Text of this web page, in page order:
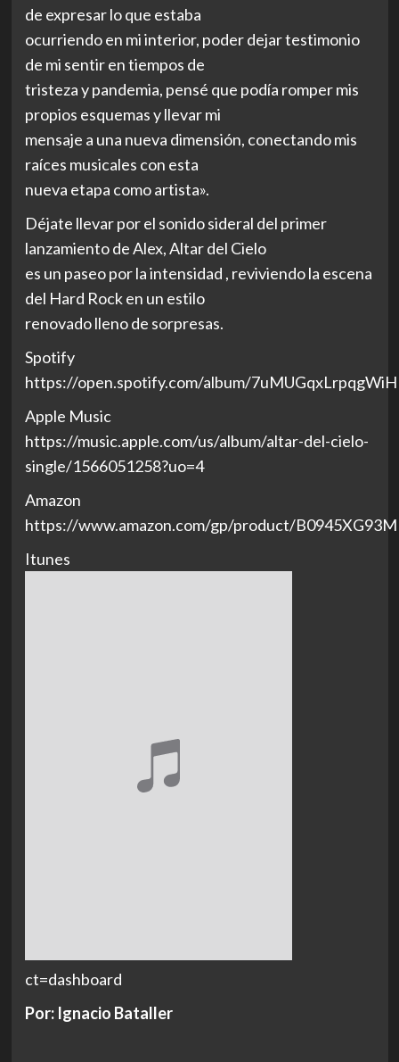
de expresar lo que estaba
ocurriendo en mi interior, poder dejar testimonio
de mi sentir en tiempos de
tristeza y pandemia, pensé que podía romper mis
propios esquemas y llevar mi
mensaje a una nueva dimensión, conectando mis
raíces musicales con esta
nueva etapa como artista».
Déjate llevar por el sonido sideral del primer
lanzamiento de Alex, Altar del Cielo
es un paseo por la intensidad , reviviendo la escena
del Hard Rock en un estilo
renovado lleno de sorpresas.
Spotify
https://open.spotify.com/album/
Apple Music
https://music.apple.com/us/album/altar-del-cielo-
single/1566051258?uo=4
Amazon
https://www.amazon.com/gp/product/B0945XG93M
Itunes
ct=dashboard
Por: Ignacio Bataller